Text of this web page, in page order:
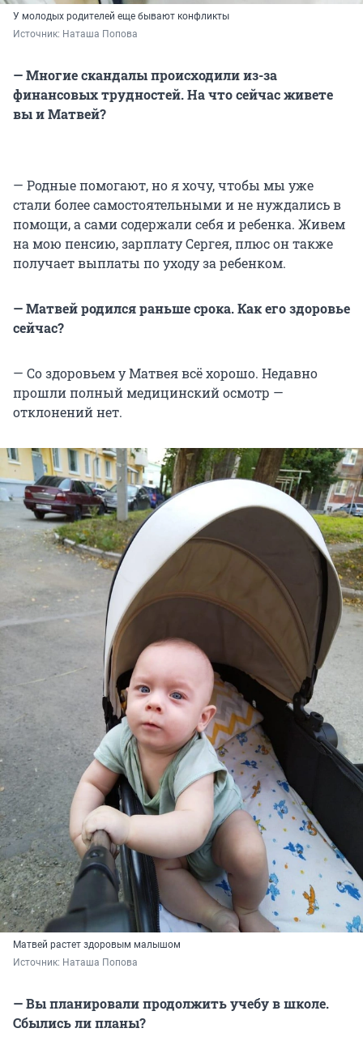
У молодых родителей еще бывают конфликты
Источник: Наташа Попова
— Многие скандалы происходили из-за
финансовых трудностей. На что сейчас живете
вы и Матвей?
— Родные помогают, но я хочу, чтобы мы уже
стали более самостоятельными и не нуждались в
помощи, а сами содержали себя и ребенка. Живем
на мою пенсию, зарплату Сергея, плюс он также
получает выплаты по уходу за ребенком.
— Матвей родился раньше срока. Как его здоровье
сейчас?
— Со здоровьем у Матвея всё хорошо. Недавно
прошли полный медицинский осмотр —
отклонений нет.
Матвей растет здоровым малышом
Источник: Наташа Попова
— Вы планировали продолжить учебу в школе.
Сбылись ли планы?